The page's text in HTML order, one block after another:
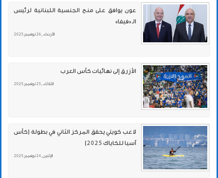
عون يوافق على منح الجنسية اللبنانية لرئيس
الـ«فيفا»
الأربعاء , 26 نوفمبر 2025
الأزرق إلى نهائيات كأس العرب
الثلاثاء , 25 نوفمبر 2025
لاعب كويتي يحقق المركز الثاني في بطولة (كأس
آسيا للكاياك 2025)
الإثنين , 24 نوفمبر 2025